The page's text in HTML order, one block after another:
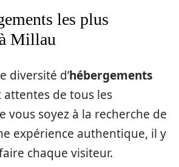
les plus
Millau
diversité d’hébergements
de tous les
vous soyez à la recherche de
expérience authentique, il y
chaque visiteur.